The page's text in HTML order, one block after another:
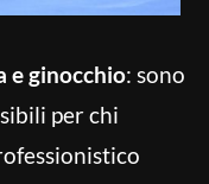
e ginocchio: sono
per chi